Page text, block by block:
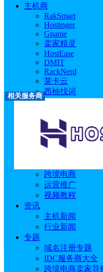
主机商
RakSmart
Hostinger
Gname
卖家精灵
HostEase
DMIT
RackNerd
莱卡云
西柚找词
FastMoss
恒创科技
技术教程
主机教程
跨境电商
运营推广
视频教程
资讯
主机新闻
行业新闻
专题
域名注册专题
IDC服务商大全
跨境电商卖家导
相关服务商
Hostinger
idcspy
访问官网
服务商介绍： Hostinger成
注于提供质优价廉的美国虚
信赖。...
将n8n与Ollama集成